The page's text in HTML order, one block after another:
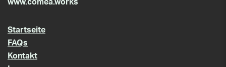
www.comea.works
Startseite
FAQs
Kontakt